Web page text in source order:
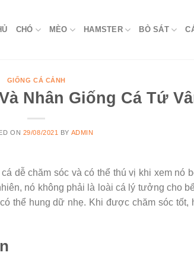
CHÓ MÈO HAMSTER BÒ SÁT
GIỐNG CÁ CẢNH
Nhân Giống Cá Tứ
ON 29/08/2021 BY ADMIN
dễ chăm sóc và có thể thú vị khi xem nó
nó không phải là loài cá lý tưởng cho
thể hung dữ nhẹ. Khi được chăm sóc tốt,